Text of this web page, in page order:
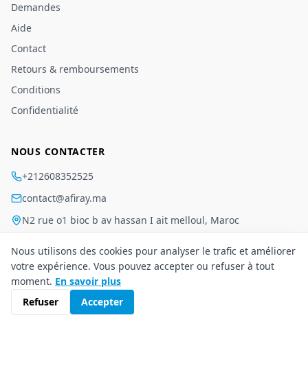
Demandes
Aide
Contact
Retours & remboursements
Conditions
Confidentialité
NOUS CONTACTER
+212608352525
contact@afiray.ma
N2 rue o1 bioc b av hassan I ait melloul, Maroc
©2026Afiray
Conditions
Nous utilisons des cookies pour analyser le trafic et améliorer
votre expérience. Vous pouvez accepter ou refuser à tout
moment. En savoir plus
Refuser
Accepter